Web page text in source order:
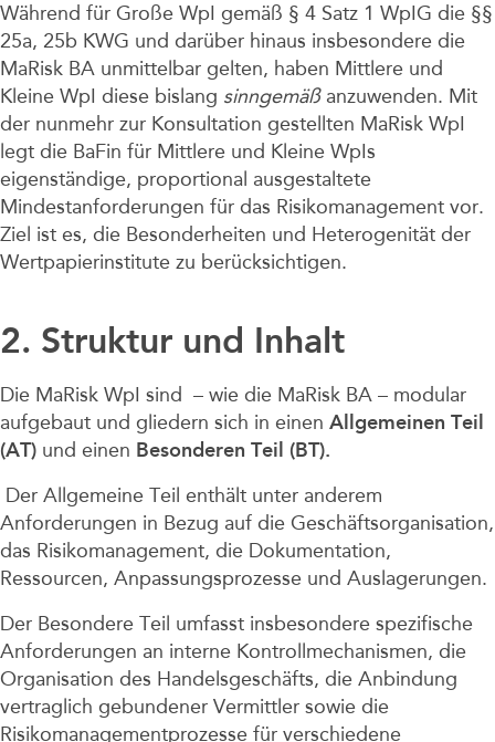
Während für Große WpI gemäß § 4 Satz 1 WpIG die §§
25a, 25b KWG und darüber hinaus insbesondere die
MaRisk BA unmittelbar gelten, haben Mittlere und
Kleine WpI diese bislang sinngemäßanzuwenden. Mit
der nunmehr zur Konsultation gestellten MaRisk WpI
legt die BaFin für Mittlere und Kleine WpIs
eigenständige, proportional ausgestaltete
Mindestanforderungen für das Risikomanagement vor.
Ziel ist es, die Besonderheiten und Heterogenität der
Wertpapierinstitute zu berücksichtigen.
2. Struktur und Inhalt
Die MaRisk WpI sind – wie die MaRisk BA – modular
aufgebaut und gliedern sich in einen Allgemeinen Teil
(AT) und einen Besonderen Teil (BT).
Der Allgemeine Teil enthält unter anderem
Anforderungen in Bezug auf die Geschäftsorganisation,
das Risikomanagement, die Dokumentation,
Ressourcen, Anpassungsprozesse und Auslagerungen.
Der Besondere Teil umfasst insbesondere spezifische
Anforderungen an interne Kontrollmechanismen, die
Organisation des Handelsgeschäfts, die Anbindung
vertraglich gebundener Vermittler sowie die
Risikomanagementprozesse für verschiedene